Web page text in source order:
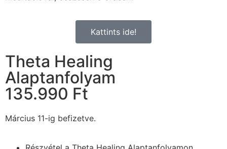
Kattints ide!
Theta Healing
Alaptanfolyam
135.990 Ft
Március 11-ig befizetve.